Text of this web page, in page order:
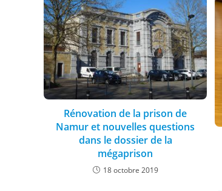
Rénovation de la prison de
Namur et nouvelles questions
dans le dossier de la
mégaprison
18 octobre 2019